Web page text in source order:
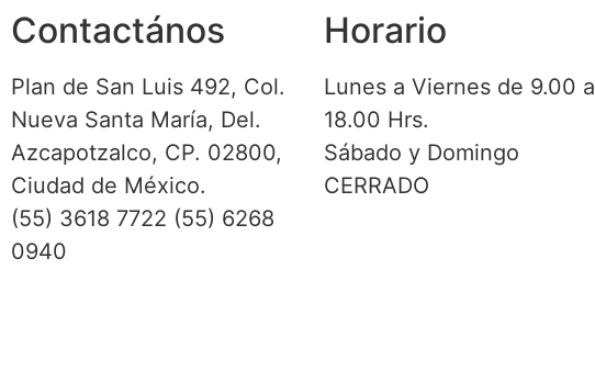
Contactános
Plan de San Luis 492, Col.
Nueva Santa María, Del.
Azcapotzalco, CP. 02800,
Ciudad de México.
(55) 3618 7722 (55) 6268
0940
Horario
Lunes a Viernes de 9.00 a
18.00 Hrs.
Sábado y Domingo
CERRADO